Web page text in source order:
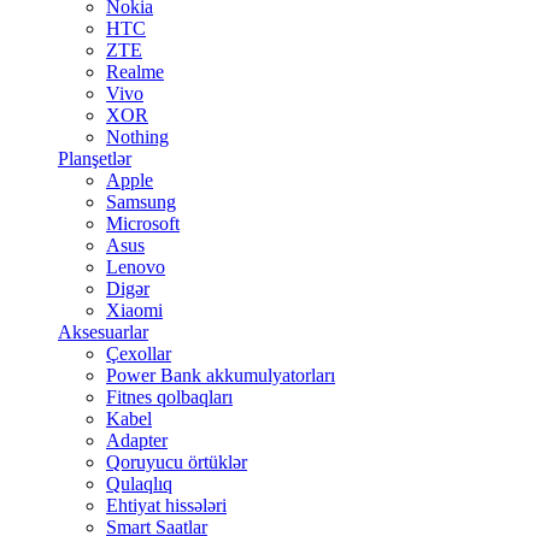
Nokia
HTC
ZTE
Realme
Vivo
XOR
Nothing
Planşetlər
Apple
Samsung
Microsoft
Asus
Lenovo
Digər
Xiaomi
Aksesuarlar
Çexollar
Power Bank akkumulyatorları
Fitnes qolbaqları
Kabel
Adapter
Qoruyucu örtüklər
Qulaqlıq
Ehtiyat hissələri
Smart Saatlar